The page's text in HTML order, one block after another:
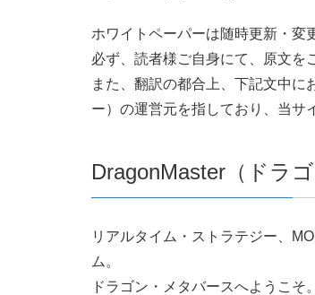
ホワイトペーパーは随時更新・変
必ず、読者様ご自身にて、原文を
また、翻訳の都合上、下記文中に
ー）の運営元を指しており、当サ
DragonMaster（ドラ
リアルタイム・ストラテジー、
ム。
ドラゴン・メタバースへようこそ。